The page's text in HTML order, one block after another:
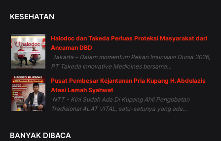
KESEHATAN
Halodoc dan Takeda Perluas Proteksi Masyarakat dari
Ancaman DBD
Jakarta – Dalam momentum Pekan Imunisasi Dunia 2026,
PT Takeda Innovative Medicines bersama...
Pusat Pembesar Kejantanan Pria Kupang H.Abdulazis
Atasi Lemah Syahwat
NTT - Kini Sudah Ada Di Kupang Ahli Pengobatan
Tradisional ALAT VITAL, satu-satunya yang ada...
BANYAK DIBACA